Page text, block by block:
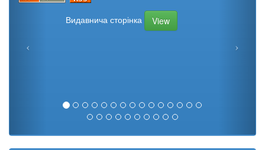
Видавнича сторінка View